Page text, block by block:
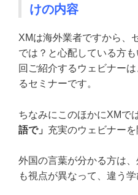
けの内容
XMは海外業者ですから、
では？と心配している方
回ご紹介するウェビナー
るセミナーです。
ちなみにこのほかにXMで
語で」 充実のウェビナーを
外国の言葉が分かる方は
も視点が異なって、違う